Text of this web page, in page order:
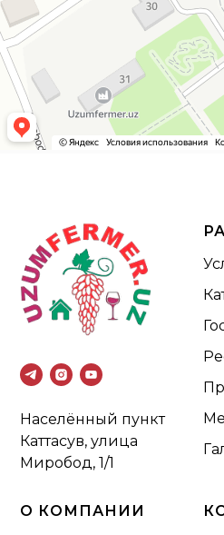
Населённый пункт
Каттасув, улица
Миробод, 1/1
О КОМПАНИИ